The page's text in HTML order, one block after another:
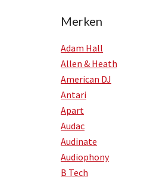
Merken
Adam Hall
Allen & Heath
American DJ
Antari
Apart
Audac
Audinate
Audiophony
B Tech